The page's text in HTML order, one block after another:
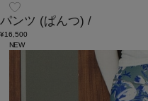
パンツ (ぱんつ) /
¥16,500
NEW